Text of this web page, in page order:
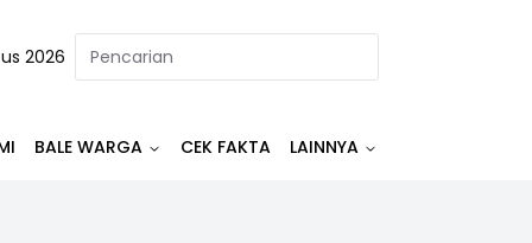
2026
BALE WARGA CEK FAKTA LAINNYA